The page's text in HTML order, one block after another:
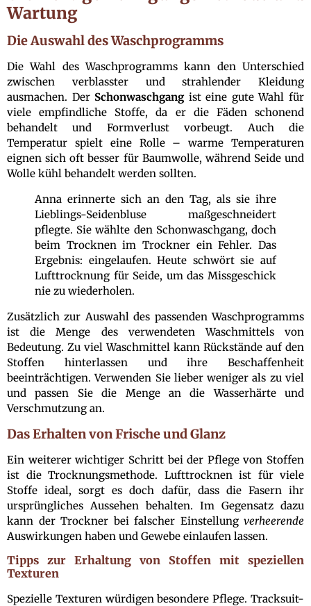
Wartung
Die Auswahl des Waschprogramms
Die Wahl des Waschprogramms kann den Unterschied
zwischen verblasster und strahlender Kleidung
ausmachen. Der Schonwaschgangist eine gute Wahl für
viele empfindliche Stoffe, da er die Fäden schonend
behandelt und Formverlust vorbeugt. Auch die
Temperatur spielt eine Rolle – warme Temperaturen
eignen sich oft besser für Baumwolle, während Seide und
Wolle kühl behandelt werden sollten.
Anna erinnerte sich an den Tag, als sie ihre
Lieblings-Seidenbluse maßgeschneidert
pflegte. Sie wählte den Schonwaschgang, doch
beim Trocknen im Trockner ein Fehler. Das
Ergebnis: eingelaufen. Heute schwört sie auf
Lufttrocknung für Seide, um das Missgeschick
nie zu wiederholen.
Zusätzlich zur Auswahl des passenden Waschprogramms
ist die Menge des verwendeten Waschmittels von
Bedeutung. Zu viel Waschmittel kann Rückstände auf den
Stoffen hinterlassen und ihre Beschaffenheit
beeinträchtigen. Verwenden Sie lieber weniger als zu viel
und passen Sie die Menge an die Wasserhärte und
Verschmutzung an.
Das Erhalten von Frische und Glanz
Ein weiterer wichtiger Schritt bei der Pflege von Stoffen
ist die Trocknungsmethode. Lufttrocknen ist für viele
Stoffe ideal, sorgt es doch dafür, dass die Fasern ihr
ursprüngliches Aussehen behalten. Im Gegensatz dazu
kann der Trockner bei falscher Einstellung verheerende
Auswirkungen haben und Gewebe einlaufen lassen.
Tipps zur Erhaltung von Stoffen mit speziellen
Texturen
Spezielle Texturen würdigen besondere Pflege. Tracksuit-